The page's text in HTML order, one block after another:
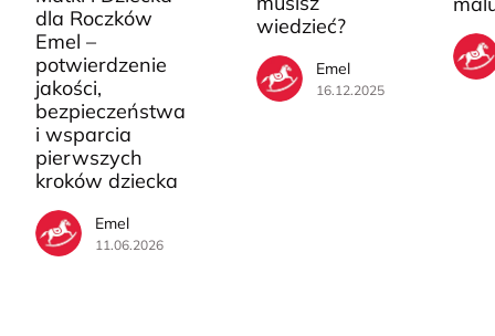
dla Roczków
Emel –
potwierdzenie
jakości,
bezpieczeństwa
i wsparcia
pierwszych
kroków dziecka
Emel
11.06.2026
wiedzieć?
Emel
16.12.2025